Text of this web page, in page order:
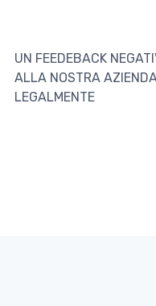
UN FEEDEBACK
ALLA NOSTRA
LEGALMENTE